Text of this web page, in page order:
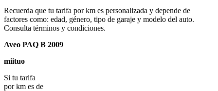
Recuerda que tu tarifa por km es personalizada y depende de
factores como: edad, género, tipo de garaje y modelo del auto.
Consulta términos y condiciones.
Aveo PAQ B 2009
miituo
Si tu tarifa
por km es de